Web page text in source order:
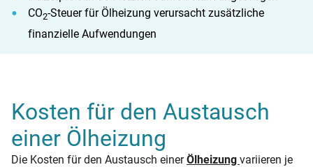
CO2-Steuer für Ölheizung verursacht zusätzliche
finanzielle Aufwendungen
Kosten für den Austausch
einer Ölheizung
Die Kosten für den Austausch einerÖlheizung variieren je